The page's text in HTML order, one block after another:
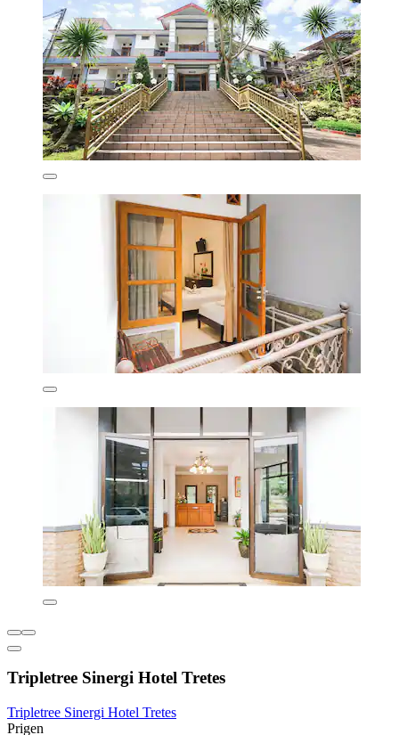
Tripletree Sinergi Hotel Tretes
Tripletree Sinergi Hotel Tretes
Prigen